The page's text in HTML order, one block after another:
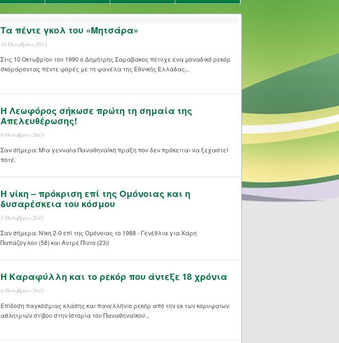
Τα πέντε γκολ του «Μητσάρα»
10 Οκτωβρίου 2013
Στις 10 Οκτωβρίου του 1990 ο Δημήτρης Σαραβάκος πέτυχε ένα μοναδικό ρεκόρ
σκοράροντας πέντε φορές με τη φανέλα της Εθνικής Ελλάδας...
Η Λεωφόρος σήκωσε πρώτη τη σημαία της
Απελευθέρωσης!
8 Οκτωβρίου 2013
Σαν σήμερα: Μία γενναία Παναθηναϊκή πράξη που δεν πρόκειται να ξεχαστεί
ποτέ.
Η νίκη – πρόκριση επί της Ομόνοιας και η
δυσαρέσκεια του κόσμου
5 Οκτωβρίου 2013
Σαν σήμερα: Νίκη 2-0 επί της Ομόνοιας το 1988 - Γενέθλια για Χάρη
Παπάζογλου (58) και Αντρέ Πίντο (23)!
Η Καραφύλλη και το ρεκόρ που άντεξε 18 χρόνια
4 Οκτωβρίου 2013
Επίδοση παγκόσμιας κλάσης και πανελλήνιο ρεκόρ από την εκ των κορυφαίων
αθλητριών στίβου στην Ιστορία του Παναθηναϊκού...